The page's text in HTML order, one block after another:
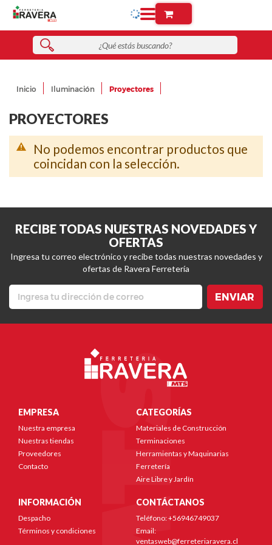
Inicio Iluminación Proyectores
PROYECTORES
No podemos encontrar productos que
coincidan con la selección.
RECIBE TODAS NUESTRAS NOVEDADES Y
OFERTAS
Ingresa tu correo electrónico y recibe todas nuestras novedades y
ofertas de Ravera Ferretería
ENVIAR
EMPRESA
Nuestra empresa
Nuestras tiendas
Proveedores
Contacto
CATEGORÍAS
Materiales de Construcción
Terminaciones
Herramientas y Maquinarias
Ferretería
Aire Libre y Jardín
INFORMACIÓN
Despacho
Términos y condiciones
CONTÁCTANOS
Teléfono: +56946749037
Email:
ventasweb@ferreteriaravera.cl